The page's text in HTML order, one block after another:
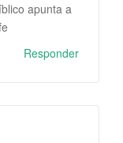
apunta a
Responder